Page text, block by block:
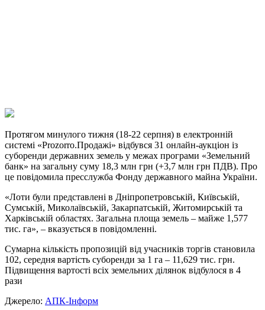
Link
Print
Протягом минулого тижня (18-22 серпня) в електронній
системі «Prozorro.Продажі» відбувся 31 онлайн-аукціон із
суборенди державних земель у межах програми «Земельний
банк» на загальну суму 18,3 млн грн (+3,7 млн грн ПДВ). Про
це повідомила пресслужба Фонду державного майна України.
«Лоти були представлені в Дніпропетровській, Київській,
Сумській, Миколаївській, Закарпатській, Житомирській та
Харківській областях. Загальна площа земель – майже 1,577
тис. га», – вказується в повідомленні.
Сумарна кількість пропозицій від учасників торгів становила
102, середня вартість суборенди за 1 га – 11,629 тис. грн.
Підвищення вартості всіх земельних ділянок відбулося в 4
рази
Джерело: АПК-Інформ